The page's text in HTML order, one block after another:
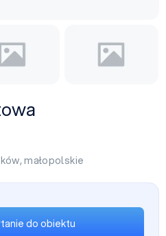
,małopolskie
do obiektu